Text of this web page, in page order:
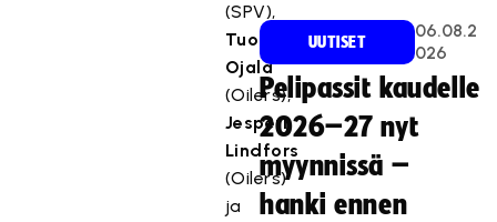
(SPV),
Tuomas
Ojala
(Oilers),
Jesperi
Lindfors
(Oilers)
ja
UUTISET
06.08.2
026
Pelipassit kaudelle
2026–27 nyt
myynnissä –
hanki ennen